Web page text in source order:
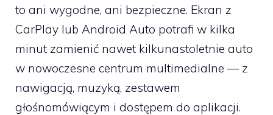
to ani wygodne, ani bezpieczne. Ekran z
CarPlay lub Android Auto potrafi w kilka
minut zamienić nawet kilkunastoletnie auto
w nowoczesne centrum multimedialne — z
nawigacją, muzyką, zestawem
głośnomówiącym i dostępem do aplikacji.